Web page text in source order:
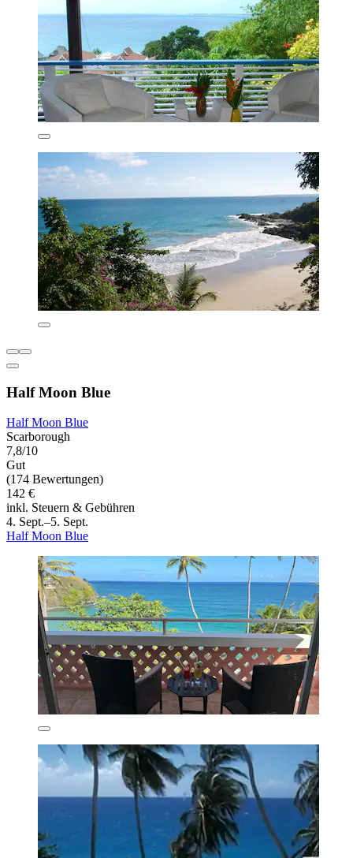
Half Moon Blue
Half Moon Blue
Scarborough
7,8/10
Gut
(174 Bewertungen)
142 €
inkl. Steuern & Gebühren
4. Sept.–5. Sept.
Half Moon Blue